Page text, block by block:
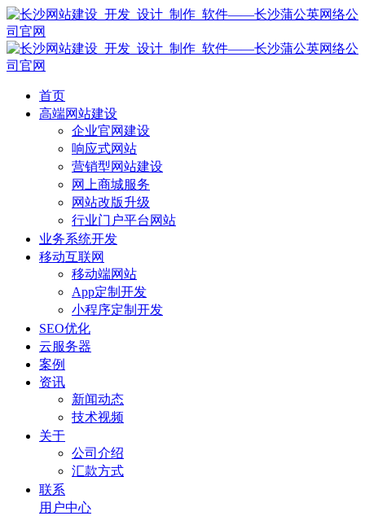
首页
高端网站建设
企业官网建设
响应式网站
营销型网站建设
网上商城服务
网站改版升级
行业门户平台网站
业务系统开发
移动互联网
移动端网站
App定制开发
小程序定制开发
SEO优化
云服务器
案例
资讯
新闻动态
技术视频
关于
公司介绍
汇款方式
联系
用户中心